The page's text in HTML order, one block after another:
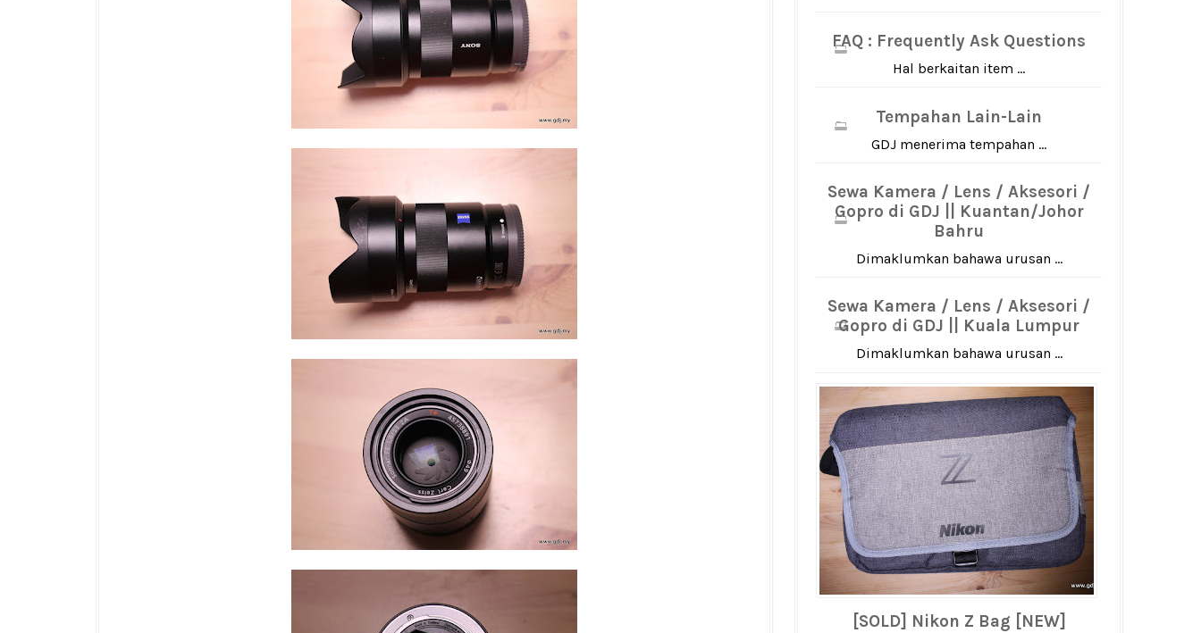
FAQ : Frequently Ask Questions
Hal berkaitan item ...
Tempahan Lain-Lain
GDJ menerima tempahan ...
Sewa Kamera / Lens / Aksesori /
Gopro di GDJ || Kuantan/Johor
Bahru
Dimaklumkan bahawa urusan ...
Sewa Kamera / Lens / Aksesori /
Gopro di GDJ || Kuala Lumpur
Dimaklumkan bahawa urusan ...
[SOLD] Nikon Z Bag [NEW]